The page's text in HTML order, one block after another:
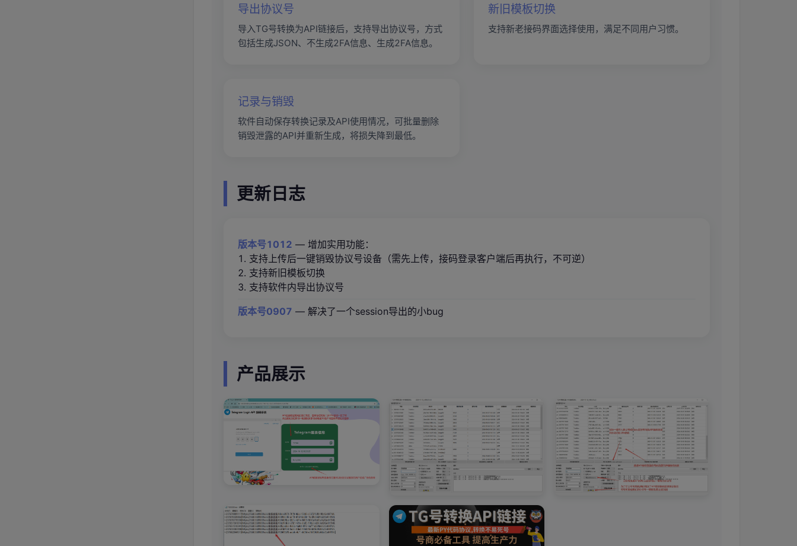
导出协议号
导入TG号转换为API链接后，支持导出协议号，方式
包括生成JSON、不生成2FA信息、生成2FA信息。
新旧模板切换
支持新老接码界面选择使用，满足不同用户习惯。
记录与销毁
软件自动保存转换记录及API使用情况，可批量删除
销毁泄露的API并重新生成，将损失降到最低。
更新日志
版本号1012 — 增加实用功能：
1. 支持上传后一键销毁协议号设备（需先上传，接码登录客户端后再执行，不可逆）
2. 支持新旧模板切换
3. 支持软件内导出协议号
版本号0907 — 解决了一个session导出的小bug
产品展示